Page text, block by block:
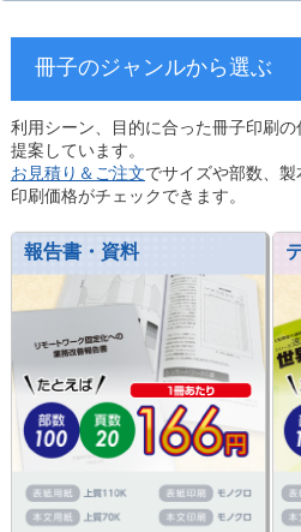
冊子のジャンルから選ぶ
利用シーン、目的に合った冊子印刷
提案しています。
お見積り＆ご注文でサイズや部数、
印刷価格がチェックできます。
報告書・資料